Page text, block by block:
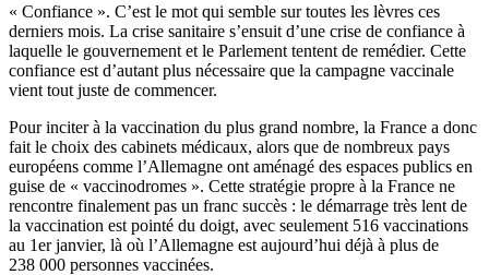
« Confiance ». C’est le mot qui semble sur toutes les lèvres ces
derniers mois. La crise sanitaire s’ensuit d’une crise de confiance à
laquelle le gouvernement et le Parlement tentent de remédier. Cette
confiance est d’autant plus nécessaire que la campagne vaccinale
vient tout juste de commencer.
Pour inciter à la vaccination du plus grand nombre, la France a donc
fait le choix des cabinets médicaux, alors que de nombreux pays
européens comme l’Allemagne ont aménagé des espaces publics en
guise de « vaccinodromes ». Cette stratégie propre à la France ne
rencontre finalement pas un franc succès : le démarrage très lent de
la vaccination est pointé du doigt, avec seulement 516 vaccinations
au 1er janvier, là où l’Allemagne est aujourd’hui déjà à plus de
238 000 personnes vaccinées.